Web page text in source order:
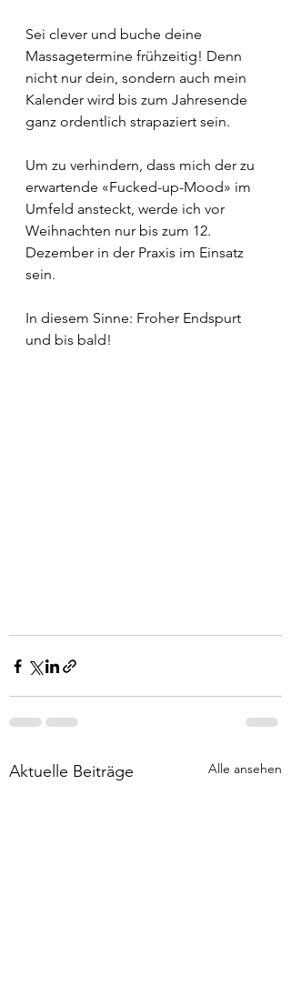
Sei clever und buche deine
Massagetermine frühzeitig! Denn
nicht nur dein, sondern auch mein
Kalender wird bis zum Jahresende
ganz ordentlich strapaziert sein.
Um zu verhindern, dass mich der zu
erwartende «Fucked-up-Mood» im
Umfeld ansteckt, werde ich vor
Weihnachten nur bis zum 12.
Dezember in der Praxis im Einsatz
sein.
In diesem Sinne: Froher Endspurt
und bis bald!
Aktuelle Beiträge Alle ansehen